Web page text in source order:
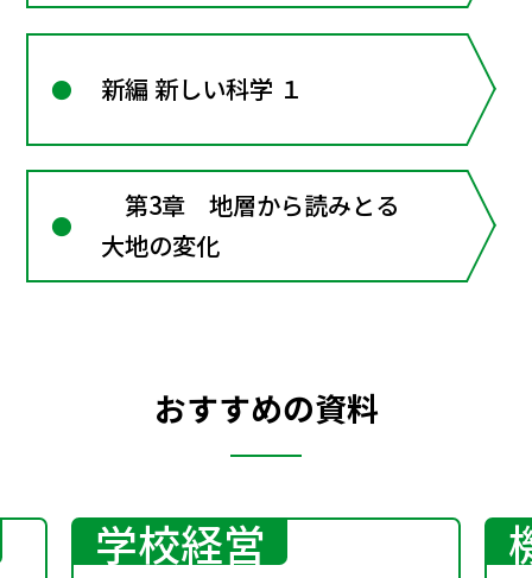
新編 新しい科学 １
第3章 地層から読みとる
大地の変化
おすすめの資料
学校経営